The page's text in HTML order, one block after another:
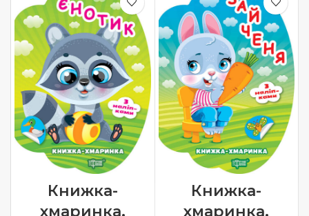
Книжка-
хмаринка.
Книжка-
хмаринка.